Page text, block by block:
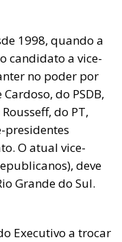
1998, quando a
candidato a vice-
no poder por
do PSDB,
do PT,
presidentes
O atual vice-
deve
Grande do Sul.
Executivo a trocar